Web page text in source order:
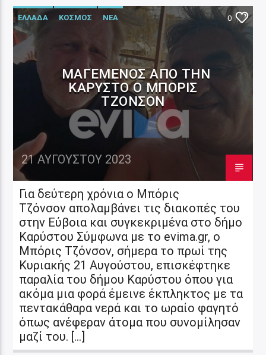
ΕΛΛΑΔΑ ΚΟΣΜΟΣ ΝΕΑ 0
ΜΑΓΕΜΈΝΟΣ ΑΠΌ ΤΗΝ
ΚΆΡΥΣΤΟ Ο ΜΠΌΡΙΣ
ΤΖΌΝΣΟΝ
21 ΑΥΓΟΎΣΤΟΥ 2023
Για δεύτερη χρόνια ο Μπόρις
Τζόνσον απολαμβάνει τις διακοπές του
στην Εύβοια και συγκεκριμένα στο δήμο
Καρύστου Σύμφωνα με το evima.gr, ο
Μπόρις Τζόνσον, σήμερα το πρωί της
Κυριακής 21 Αυγούστου, επισκέφτηκε
παραλία του δήμου Καρύστου όπου για
ακόμα μια φορά έμεινε έκπληκτος με τα
πεντακάθαρα νερά και το ωραίο φαγητό
όπως ανέφεραν άτομα που συνομίλησαν
μαζί του. […]